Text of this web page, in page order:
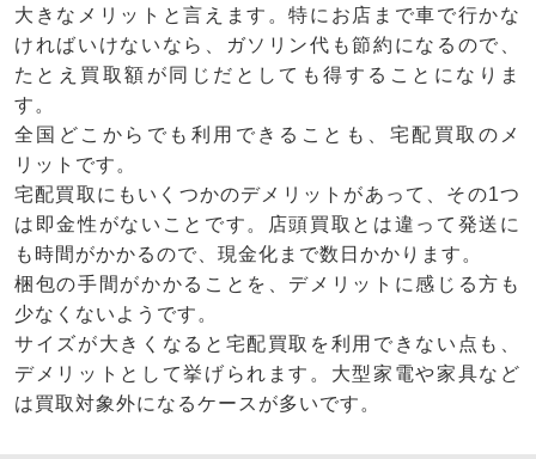
大きなメリットと言えます。特にお店まで車で行かな
ければいけないなら、ガソリン代も節約になるので、
たとえ買取額が同じだとしても得することになりま
す。
全国どこからでも利用できることも、宅配買取のメ
リットです。
宅配買取にもいくつかのデメリットがあって、その1つ
は即金性がないことです。店頭買取とは違って発送に
も時間がかかるので、現金化まで数日かかります。
梱包の手間がかかることを、デメリットに感じる方も
少なくないようです。
サイズが大きくなると宅配買取を利用できない点も、
デメリットとして挙げられます。大型家電や家具など
は買取対象外になるケースが多いです。